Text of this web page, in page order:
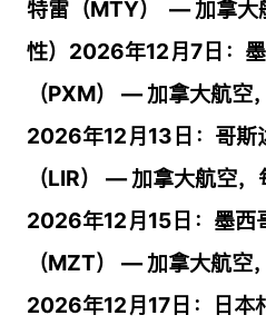
特雷（MTY） — 加拿大
性）2026年12月7日：
（PXM） — 加拿大航空
2026年12月13日：哥斯
（LIR） — 加拿大航空，
2026年12月15日：墨西
（MZT） — 加拿大航空
2026年12月17日：日本